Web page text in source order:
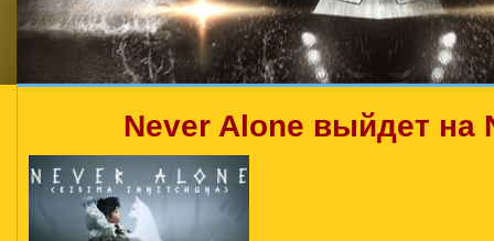
Never Alone выйдет на